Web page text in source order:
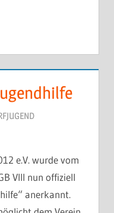
e.V. wurde vom
VIII nun offiziell
anerkannt.